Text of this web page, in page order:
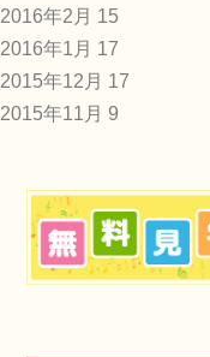
2016年2月 15
2016年1月 17
2015年12月 17
2015年11月 9